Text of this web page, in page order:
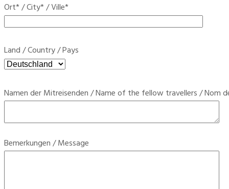
Ort* / City* / Ville*
Land / Country / Pays
Namen der Mitreisenden / Name of the fellow travellers / Nom
Bemerkungen / Message